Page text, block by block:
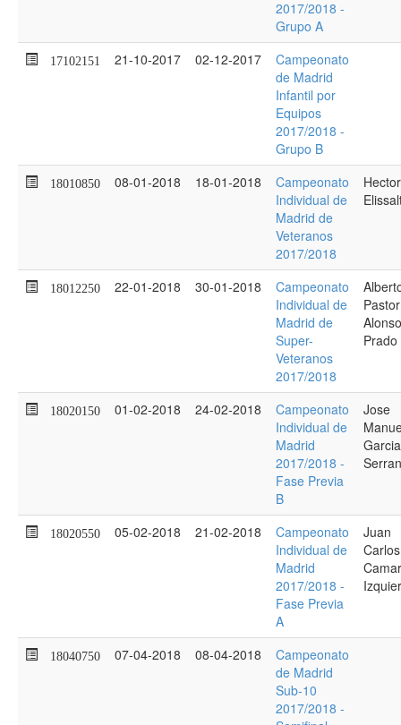
2017/2018 -
Grupo A
17102151 21-10-2017 02-12-2017
Campeonato
de Madrid
Infantil por
Equipos
2017/2018 -
Grupo B
18010850 08-01-2018 18-01-2018
Campeonato
Individual de
Madrid de
Veteranos
2017/2018
Hector
18012250 22-01-2018 30-01-2018
Campeonato
Individual de
Madrid de
Super-
Veteranos
2017/2018
Pastor
Prado
18020150 01-02-2018 24-02-2018
Campeonato
Individual de
Madrid
2017/2018 -
Fase Previa
B
Jose
Garcia
18020550 05-02-2018 21-02-2018
Campeonato
Individual de
Madrid
2017/2018 -
Fase Previa
A
Juan
Carlos
18040750 07-04-2018 08-04-2018
Campeonato
de Madrid
Sub-10
2017/2018 -